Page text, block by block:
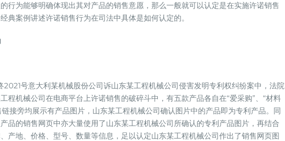
权
行
行为能够明确体现出其对产品的销售意愿，那么一般就可以认定是在实施许诺销售
典案例讲述许诺销售行为在司法中具体是如何认定的。
2021号意大利某机械股份公司诉山东某工程机械公司侵害发明专利权纠纷案中，法院
程机械公司在电商平台上许诺销售的破碎斗中，有五款产品各自在“爱采购”、“材料
链接旁均展示有产品图片，山东某工程机械公司确认图片中的产品即为专利产品。同
品的销售网页中亦大量使用了山东某工程机械公司所确认的专利产品图片，再结合
产地、价格、型号、数量等信息，足以认定山东某工程机械公司作出了销售网页图